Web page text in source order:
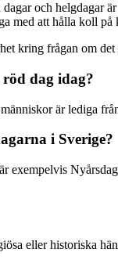
och helgdagar
med att hålla koll
kring frågan om
dag idag?
är lediga
i Sverige?
exempelvis
eller historiska